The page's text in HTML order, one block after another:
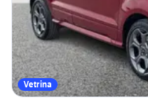
Vetrina